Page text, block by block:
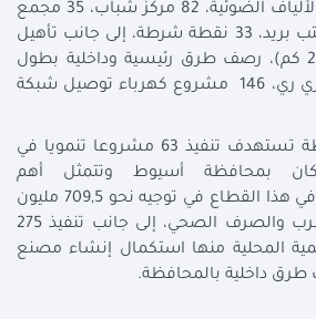
محمول توصيل شبكة الألياف الضوئية، 82 مركز شباب، 35 مجمع
خدمات حكومية، 94 مكتب بريد، 33 نقطة شرطة، إلى جانب تأهيل
وتبطين ترع بطول (223 كم)، رصف طرق رئيسية وداخلية بطول
314 كم، إنشاء 171 كوبري ري، 146 مشروع كهرباء توصيل شبكة
وأوضح التقرير أن الخطة تستهدف تنفيذ 63 مشروعا تنمويا في
بمحافظة أسيوط وتتمثل أهم
المستهدفات التنموية في هذا القطاع في توجيه نحو 709,5 مليون
جنيه لخدمات مياه الشرب والصرف الصحي، إلى جانب تنفيذ 275
المحلية منها استكمال إنشاء مصنع
طرق داخلية بالمحافظة.